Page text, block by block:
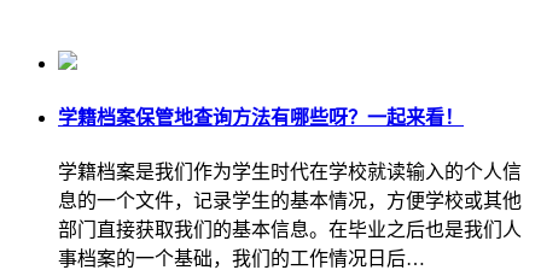
学籍档案保管地查询方法有哪些呀？一起来看！
学籍档案是我们作为学生时代在学校就读输入的个人信
息的一个文件，记录学生的基本情况，方便学校或其他
部门直接获取我们的基本信息。在毕业之后也是我们人
事档案的一个基础，我们的工作情况日后…